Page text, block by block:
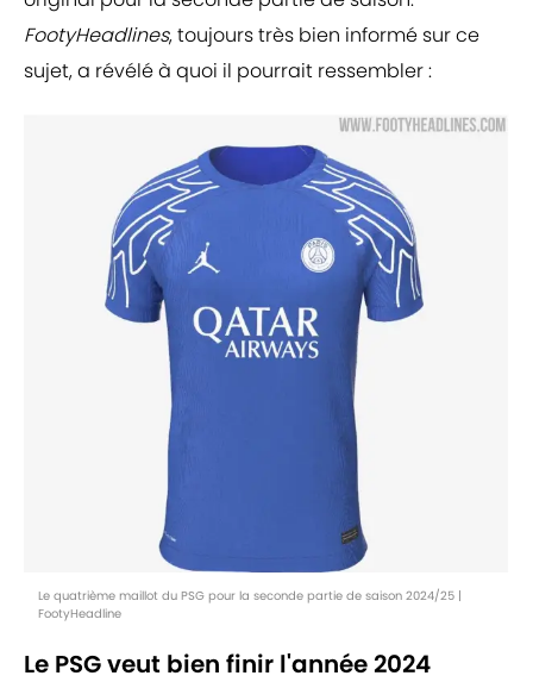
FootyHeadlines, toujours très bien informé sur ce
sujet, a révélé à quoi il pourrait ressembler :
Le quatrième maillot du PSG pour la seconde partie de saison 2024/25 |
FootyHeadline
Le PSG veut bien finir l'année 2024